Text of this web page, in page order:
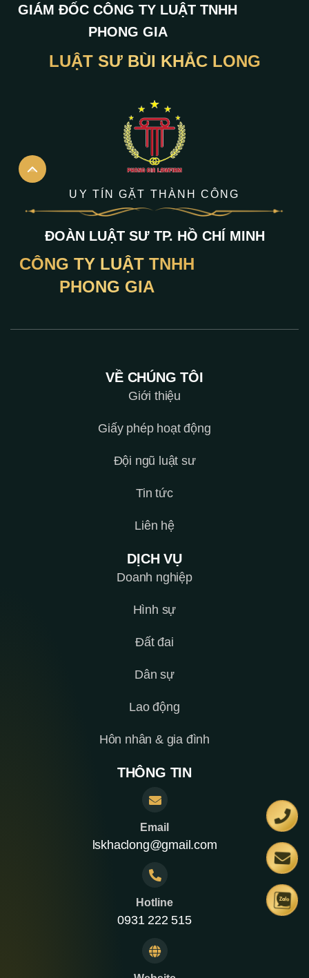
GIÁM ĐỐC CÔNG TY LUẬT TNHH
PHONG GIA
LUẬT SƯ BÙI KHẮC LONG
UY TÍN GẶT THÀNH CÔNG
ĐOÀN LUẬT SƯ TP. HỒ CHÍ MINH
CÔNG TY LUẬT TNHH
PHONG GIA
VỀ CHÚNG TÔI
Giới thiệu
Giấy phép hoạt động
Đội ngũ luật sư
Tin tức
Liên hệ
DỊCH VỤ
Doanh nghiệp
Hình sự
Đất đai
Dân sự
Lao động
Hôn nhân & gia đình
THÔNG TIN
Email
lskhaclong@gmail.com
Hotline
0931 222 515